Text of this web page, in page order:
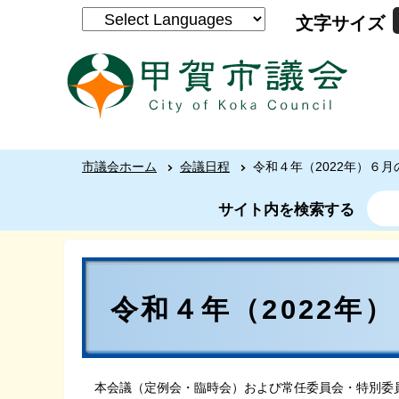
文字サイズ
市議会ホーム 会議日程 令和４年（2022年）６月
サイト内を検索する
令和４年（2022年
本会議（定例会・臨時会）および常任委員会・特別